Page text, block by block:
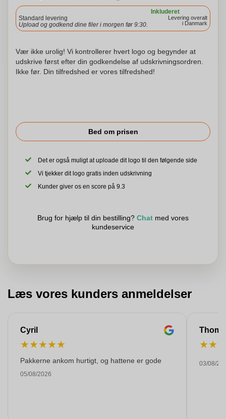
Inkluderet
Standard levering
Upload og godkend dine filer i morgen før 9:30.
Levering overalt
i Danmark
Vær ikke urolig! Vi kontrollerer hvert logo og begynder at
udskrive først efter din godkendelse af udskrivningsordren.
Ikke før. Din tilfredshed er vores tilfredshed!
Bed om prisen
Det er også muligt at uploade dit logo til den følgende side
Vi tjekker dit logo gratis inden udskrivning
Kunder giver os en score på 9.3
Brug for hjælp til din bestilling? Chat med vores
kundeservice
Læs vores kunders anmeldelser
Cyril
★★★★★
Pakkerne ankom hurtigt, og hattene er gode
05/08/2026
★★
03/08/